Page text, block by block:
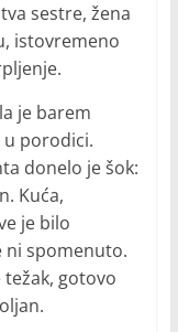
sestre, žena
istovremeno
je barem
porodici.
donelo je šok:
Kuća,
je bilo
ni spomenuto.
gotovo